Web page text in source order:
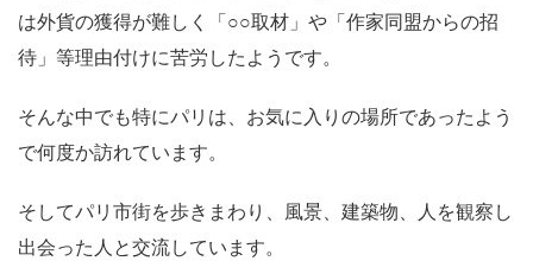
は外貨の獲得が難しく「○○取材」や「作家同盟からの招
待」等理由付けに苦労したようです。
そんな中でも特にパリは、お気に入りの場所であったよう
で何度か訪れています。
そしてパリ市街を歩きまわり、風景、建築物、人を観察し
出会った人と交流しています。